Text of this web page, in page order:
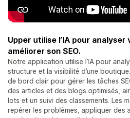
Upper utilise l’IA pour
améliorer son SEO.
Notre application utilise l’IA pour
structure et la visibilité d’une
de bord clair pour gérer les tâches
des articles et des blogs optimisés,
lots et un suivi des classements. Les
repérer les problèmes, appliquer des